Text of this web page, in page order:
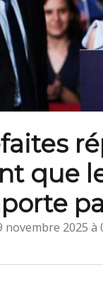
que
novembre 2025 à